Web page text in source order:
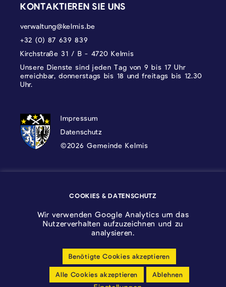
KONTAKTIEREN SIE UNS
verwaltung@kelmis.be
+32 (0) 87 639 839
Kirchstraße 31 / B - 4720 Kelmis
Unsere Dienste sind jeden Tag von 9 bis 17 Uhr
erreichbar, donnerstags bis 18 und freitags bis 12.30
Uhr.
DATENSCHUTZ, IMPRESSUM UND
Impressum
Datenschutz
©2026 Gemeinde Kelmis
Cookie-Einstellungen anpassen
Barrierfreiheitserklärung
COOKIES & DATENSCHUTZ
Wir verwenden Google Analytics um das
Nutzerverhalten aufzuzeichnen und zu
analysieren.
Benötigte Cookies akzeptieren
Alle Cookies akzeptieren Ablehnen